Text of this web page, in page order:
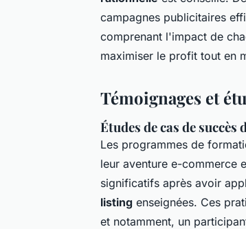
campagnes publicitaires
comprenant l'impact de
maximiser le profit tout en
Témoignages et
Études de cas de succès
Les programmes de
leur aventure e-commerce
significatifs après avoir
listing enseignées. Ces
et notamment, un